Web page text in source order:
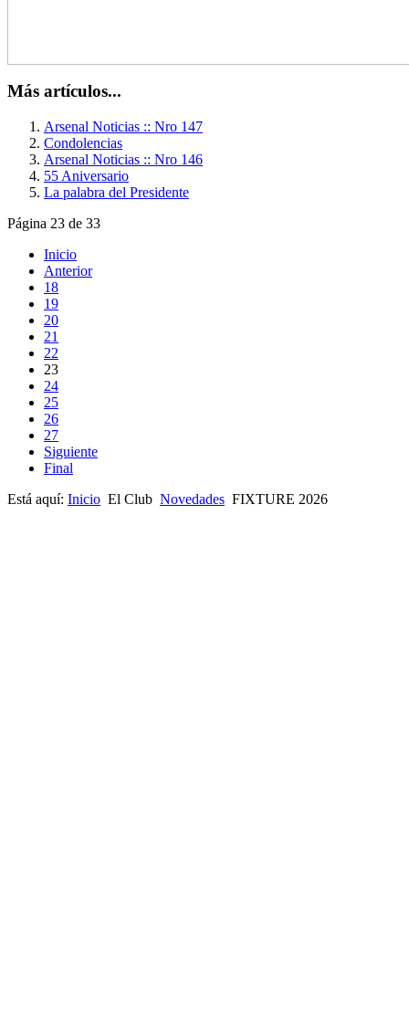
Más artículos...
Arsenal Noticias :: Nro 147
Condolencias
Arsenal Noticias :: Nro 146
55 Aniversario
La palabra del Presidente
Página 23 de 33
Inicio
Anterior
18
19
20
21
22
23
24
25
26
27
Siguiente
Final
Está aquí: Inicio El Club Novedades FIXTURE 2026